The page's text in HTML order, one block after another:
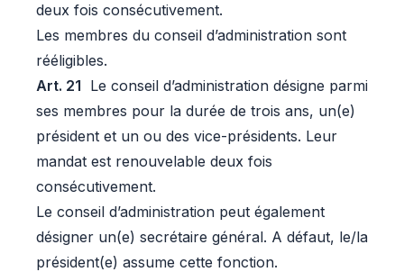
deux fois consécutivement.
Les membres du conseil d’administration sont
rééligibles.
Art. 21 Le conseil d’administration désigne parmi
ses membres pour la durée de trois ans, un(e)
président et un ou des vice-présidents. Leur
mandat est renouvelable deux fois
consécutivement.
Le conseil d’administration peut également
désigner un(e) secrétaire général. A défaut, le/la
président(e) assume cette fonction.